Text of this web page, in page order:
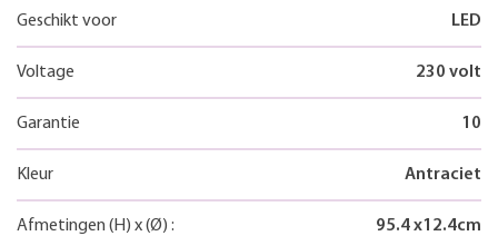
Geschikt voor LED
Voltage 230 volt
Garantie 10
Kleur Antraciet
Afmetingen (H) x(Ø) : 95.4x12.4cm